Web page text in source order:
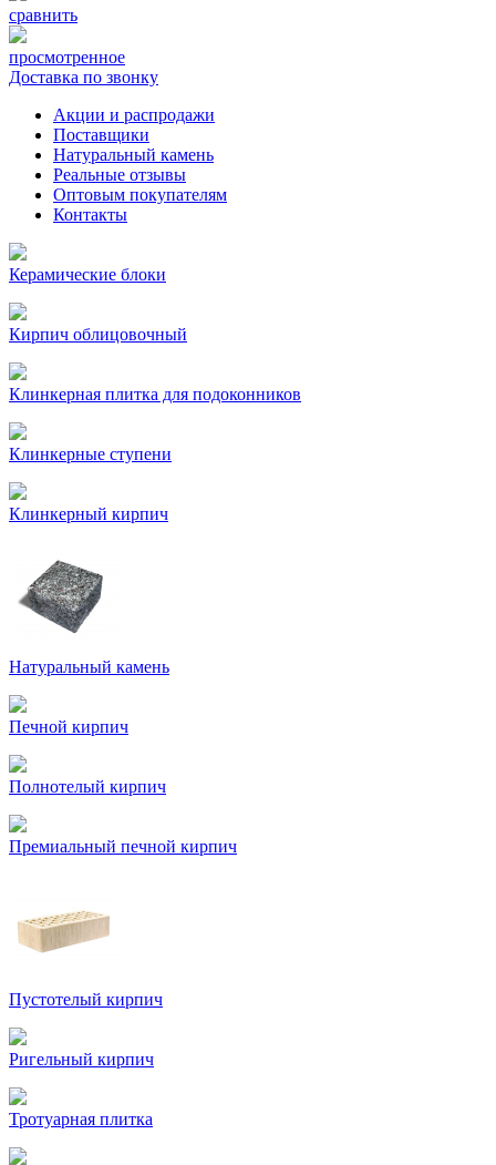
сравнить
просмотренное
Доставка по звонку
Акции и распродажи
Поставщики
Натуральный камень
Реальные отзывы
Оптовым покупателям
Контакты
Керамические блоки
Кирпич облицовочный
Клинкерная плитка для подоконников
Клинкерные ступени
Клинкерный кирпич
Натуральный камень
Печной кирпич
Полнотелый кирпич
Премиальный печной кирпич
Пустотелый кирпич
Ригельный кирпич
Тротуарная плитка